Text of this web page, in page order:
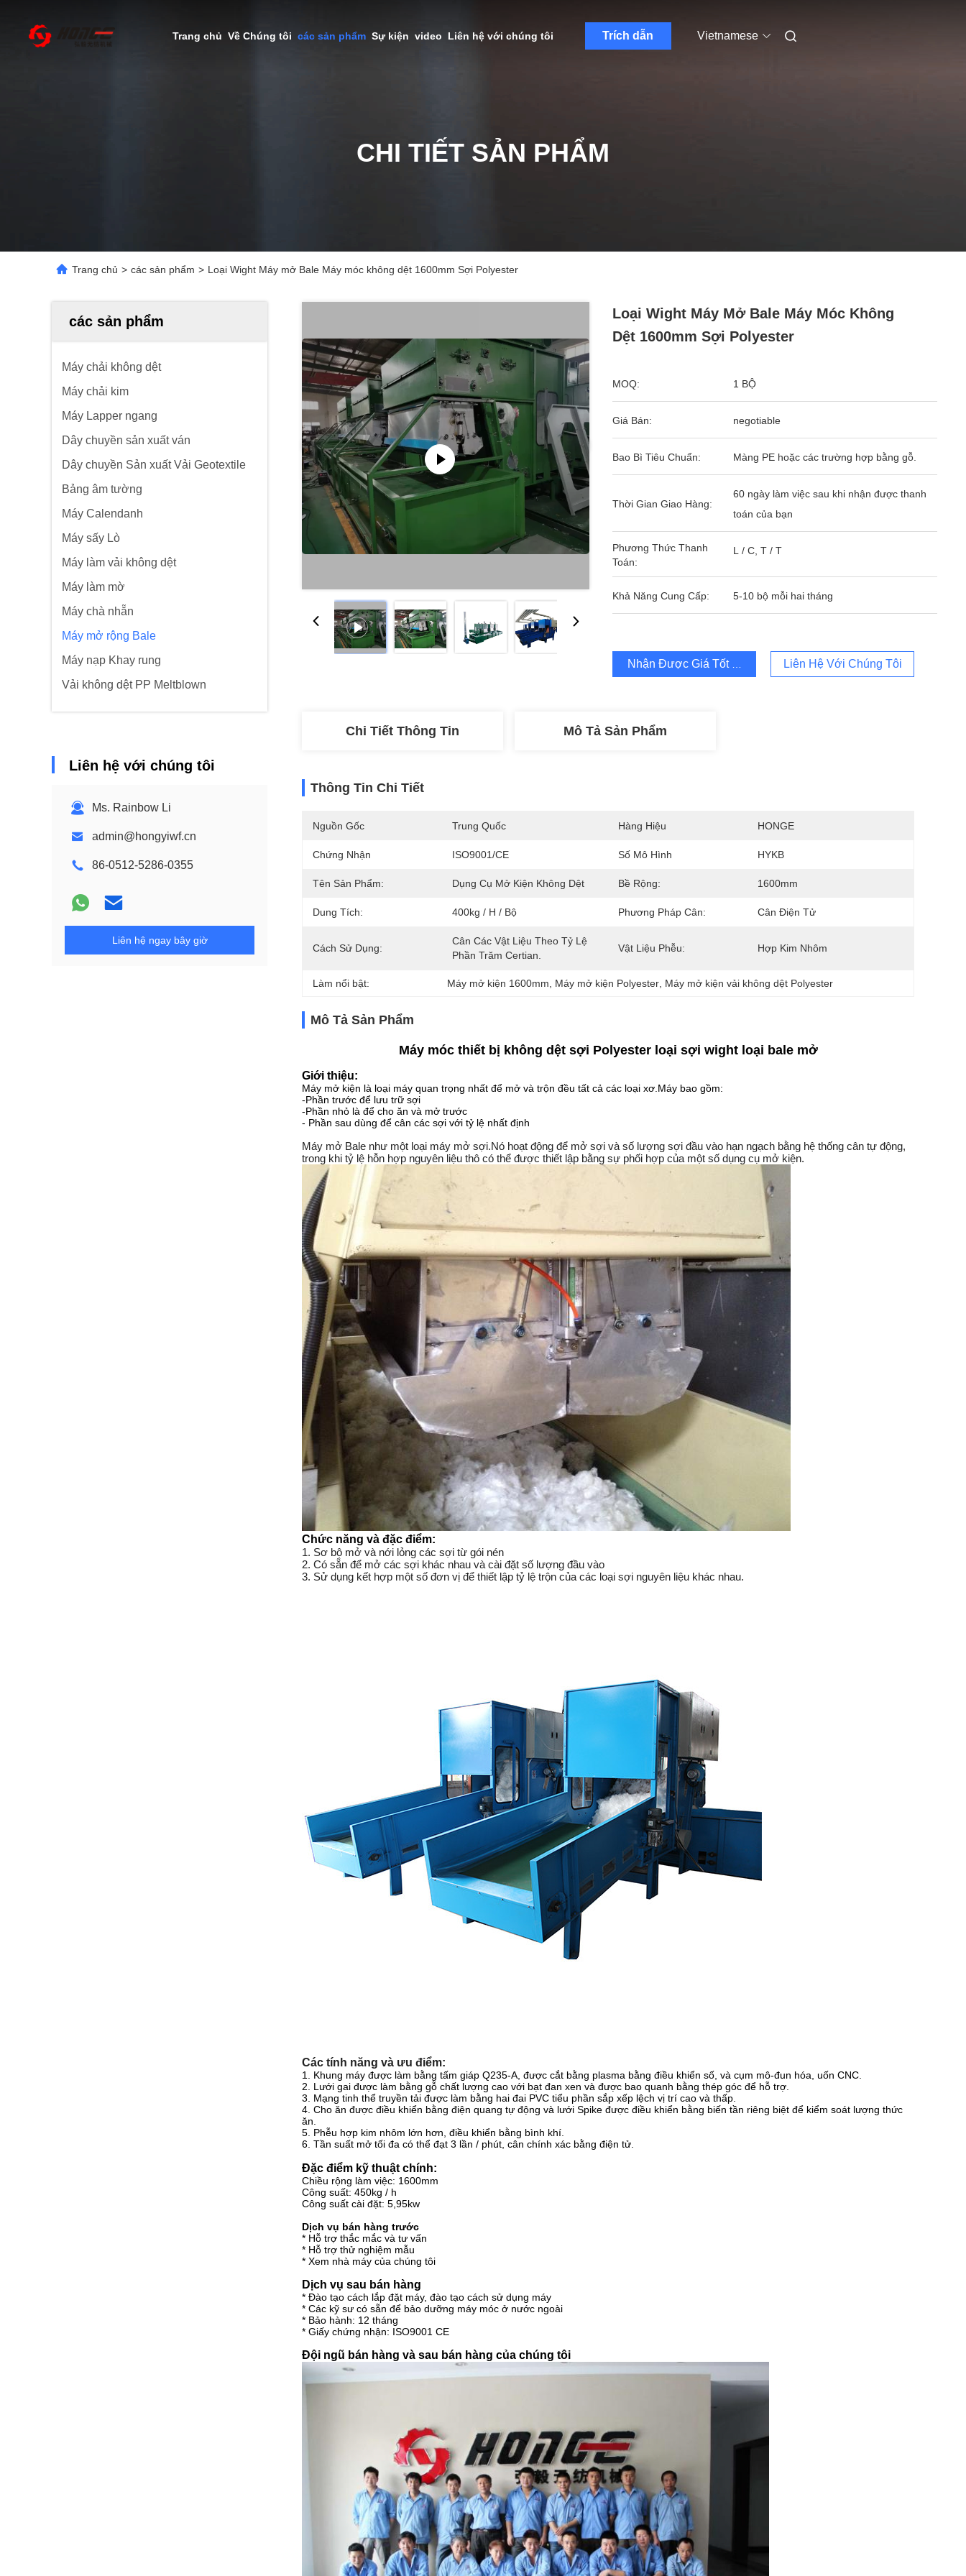
Trang chủ Về Chúng tôi các sản phẩm Sự kiện video Liên hệ với chúng tôi Trích dẫn Vietnamese
CHI TIẾT SẢN PHẨM
Trang chủ > các sản phẩm > Loại Wight Máy mở Bale Máy móc không dệt 1600mm Sợi Polyester
các sản phẩm
Máy chải không dệt
Máy chải kim
Máy Lapper ngang
Dây chuyền sản xuất ván
Dây chuyền Sản xuất Vải Geotextile
Bảng âm tường
Máy Calendanh
Máy sấy Lò
Máy làm vải không dệt
Máy làm mờ
Máy chà nhẵn
Máy mở rộng Bale
Máy nạp Khay rung
Vải không dệt PP Meltblown
Liên hệ với chúng tôi
Ms. Rainbow Li
admin@hongyiwf.cn
86-0512-5286-0355
Liên hệ ngay bây giờ
Loại Wight Máy Mở Bale Máy Móc Không
Dệt 1600mm Sợi Polyester
MOQ: 1 BỘ
Giá Bán: negotiable
Bao Bì Tiêu Chuẩn: Màng PE hoặc các trường hợp bằng gỗ.
Thời Gian Giao Hàng:
60 ngày làm việc sau khi nhận được thanh
toán của bạn
Phương Thức Thanh
Toán:
L / C, T / T
Khả Năng Cung Cấp: 5-10 bộ mỗi hai tháng
Nhận Được Giá Tốt Nhất Liên Hệ Với Chúng Tôi
Chi Tiết Thông Tin Mô Tả Sản Phẩm
Thông Tin Chi Tiết
Nguồn Gốc Trung Quốc Hàng Hiệu HONGE
Chứng Nhận ISO9001/CE Số Mô Hình HYKB
Tên Sản Phẩm: Dụng Cụ Mở Kiện Không Dệt Bề Rộng: 1600mm
Dung Tích: 400kg / H / Bộ Phương Pháp Cân: Cân Điện Tử
Cách Sử Dụng:
Cân Các Vật Liệu Theo Tỷ Lệ
Phần Trăm Certian.
Vật Liệu Phễu: Hợp Kim Nhôm
Làm nổi bật: Máy mở kiện 1600mm Máy mở kiện Polyester Máy mở kiện vải không dệt Polyester
Mô Tả Sản Phẩm
Máy móc thiết bị không dệt sợi Polyester loại sợi wight loại bale mở
Giới thiệu:
Máy mở kiện là loại máy quan trọng nhất để mở và trộn đều tất cả các loại xơ.Máy bao gồm:
-Phần trước để lưu trữ sợi
-Phần nhỏ là để cho ăn và mở trước
- Phần sau dùng để cân các sợi với tỷ lệ nhất định
Máy mở Bale như một loại máy mở sợi.Nó hoạt động để mở sợi và số lượng sợi đầu vào hạn ngạch bằng hệ thống cân tự động,
trong khi tỷ lệ hỗn hợp nguyên liệu thô có thể được thiết lập bằng sự phối hợp của một số dụng cụ mở kiện.
Chức năng và đặc điểm:
1. Sơ bộ mở và nới lỏng các sợi từ gói nén
2. Có sẵn để mở các sợi khác nhau và cài đặt số lượng đầu vào
3. Sử dụng kết hợp một số đơn vị để thiết lập tỷ lệ trộn của các loại sợi nguyên liệu khác nhau.
Các tính năng và ưu điểm:
1. Khung máy được làm bằng tấm giáp Q235-A, được cắt bằng plasma bằng điều khiển số, và cụm mô-đun hóa, uốn CNC.
2. Lưới gai được làm bằng gỗ chất lượng cao với bạt đan xen và được bao quanh bằng thép góc để hỗ trợ.
3. Mạng tinh thể truyền tải được làm bằng hai đai PVC tiểu phần sắp xếp lệch vị trí cao và thấp.
4. Cho ăn được điều khiển bằng điện quang tự động và lưới Spike được điều khiển bằng biến tần riêng biệt để kiểm soát lượng thức
ăn.
5. Phễu hợp kim nhôm lớn hơn, điều khiển bằng bình khí.
6. Tần suất mở tối đa có thể đạt 3 lần / phút, cân chính xác bằng điện tử.
Đặc điểm kỹ thuật chính:
Chiều rộng làm việc: 1600mm
Công suất: 450kg / h
Công suất cài đặt: 5,95kw
Dịch vụ bán hàng trước
* Hỗ trợ thắc mắc và tư vấn
* Hỗ trợ thử nghiệm mẫu
* Xem nhà máy của chúng tôi
Dịch vụ sau bán hàng
* Đào tạo cách lắp đặt máy, đào tạo cách sử dụng máy
* Các kỹ sư có sẵn để bảo dưỡng máy móc ở nước ngoài
* Bảo hành: 12 tháng
* Giấy chứng nhận: ISO9001 CE
Đội ngũ bán hàng và sau bán hàng của chúng tôi